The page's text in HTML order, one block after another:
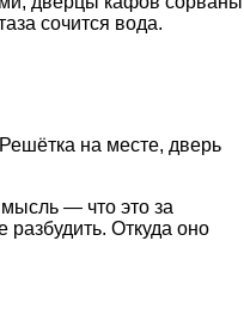
сочится вода.
на месте, дверь
мысль — что это за
разбудить. Откуда оно